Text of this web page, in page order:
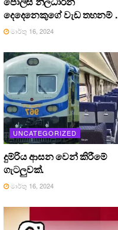
දෙදෙනෙකුගේ වැඩ තහනම් .
මාර්තු 16, 2024
UNCATEGORIZED
දුම්රිය ආසන වෙන් කිරීමේ
ගැටලුවක්.
මාර්තු 16, 2024